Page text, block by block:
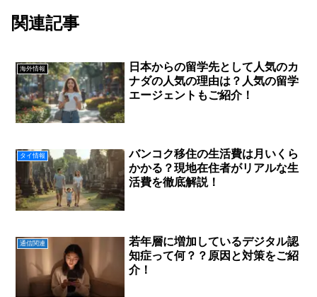
関連記事
海外情報
日本からの留学先として人気のカ
ナダの人気の理由は？人気の留学
エージェントもご紹介！
タイ情報
バンコク移住の生活費は月いくら
かかる？現地在住者がリアルな生
活費を徹底解説！
通信関連
若年層に増加しているデジタル認
知症って何？？原因と対策をご紹
介！